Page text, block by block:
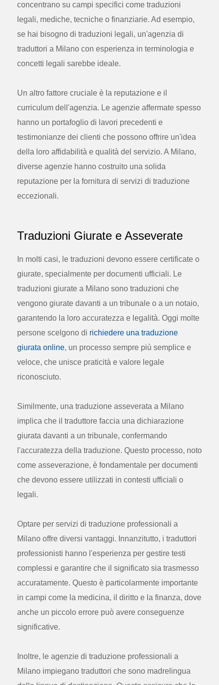
concentrano su campi specifici come traduzioni
legali, mediche, tecniche o finanziarie. Ad esempio,
se hai bisogno di traduzioni legali, un'agenzia di
traduttori a Milano con esperienza in terminologia e
concetti legali sarebbe ideale.
Un altro fattore cruciale è la reputazione e il
curriculum dell'agenzia. Le agenzie affermate spesso
hanno un portafoglio di lavori precedenti e
testimonianze dei clienti che possono offrire un'idea
della loro affidabilità e qualità del servizio. A Milano,
diverse agenzie hanno costruito una solida
reputazione per la fornitura di servizi di traduzione
eccezionali.
Traduzioni Giurate e Asseverate
In molti casi, le traduzioni devono essere certificate o
giurate, specialmente per documenti ufficiali. Le
traduzioni giurate a Milano sono traduzioni che
vengono giurate davanti a un tribunale o a un notaio,
garantendo la loro accuratezza e legalità. Oggi molte
persone scelgono di richiedere una traduzione
giurata online, un processo sempre più semplice e
veloce, che unisce praticità e valore legale
riconosciuto.
Similmente, una traduzione asseverata a Milano
implica che il traduttore faccia una dichiarazione
giurata davanti a un tribunale, confermando
l'accuratezza della traduzione. Questo processo, noto
come asseverazione, è fondamentale per documenti
che devono essere utilizzati in contesti ufficiali o
legali.
Optare per servizi di traduzione professionali a
Milano offre diversi vantaggi. Innanzitutto, i traduttori
professionisti hanno l'esperienza per gestire testi
complessi e garantire che il significato sia trasmesso
accuratamente. Questo è particolarmente importante
in campi come la medicina, il diritto e la finanza, dove
anche un piccolo errore può avere conseguenze
significative.
Inoltre, le agenzie di traduzione professionali a
Milano impiegano traduttori che sono madrelingua